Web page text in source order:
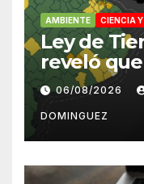
AMBIENTE CIENCIA
Ley de
reveló que
tierras
Plata
extranjeros
06/08/2026
DOMINGUEZ